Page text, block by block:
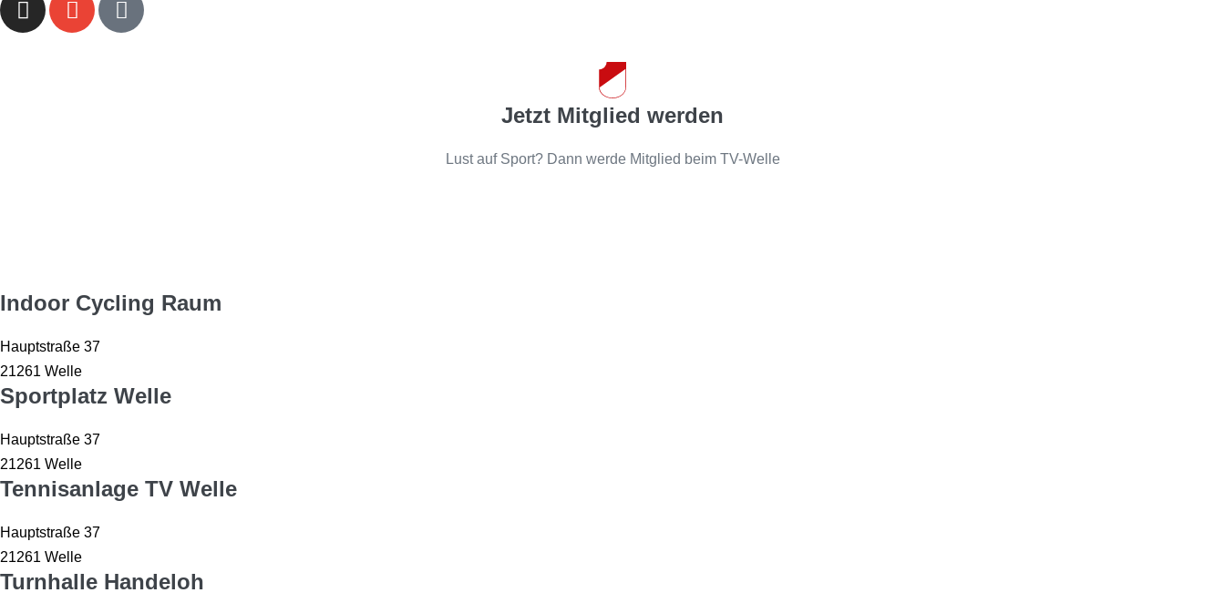
Jetzt Mitglied werden
Lust auf Sport? Dann werde Mitglied beim TV-Welle
Indoor Cycling Raum
Hauptstraße 37
21261 Welle
Sportplatz Welle
Hauptstraße 37
21261 Welle
Tennisanlage TV Welle
Hauptstraße 37
21261 Welle
Turnhalle Handeloh